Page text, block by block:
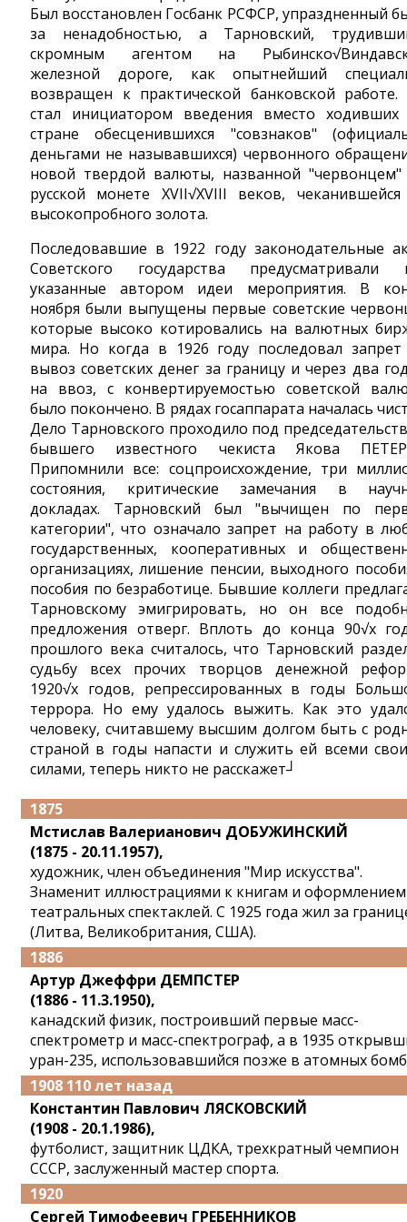
Был восстановлен Госбанк РСФСР, упраздненный
за ненадобностью, а Тарновский,
скромным агентом на
железной дороге, как опытнейший
возвращен к практической банковской
стал инициатором введения вместо
стране обесценившихся "совзнаков"
деньгами не называвшихся) червонного
новой твердой валюты, названной
русской монете XVII√XVIII веков,
высокопробного золота.
Последовавшие в 1922 году законодательные
Советского государства предусматривали
указанные автором идеи мероприятия. В
ноября были выпущены первые советские
которые высоко котировались на валютных
мира. Но когда в 1926 году последовал
вывоз советских денег за границу и через два
на ввоз, с конвертируемостью советской
было покончено. В рядах госаппарата началась
Дело Тарновского проходило под
бывшего известного чекиста Якова
Припомнили все: соцпроисхождение, три
состояния, критические замечания в
докладах. Тарновский был "вычищен по
категории", что означало запрет на работу в
государственных, кооперативных и
организациях, лишение пенсии, выходного
пособия по безработице. Бывшие коллеги
Тарновскому эмигрировать, но он все
предложения отверг. Вплоть до конца 90√х
прошлого века считалось, что Тарновский
судьбу всех прочих творцов денежной
1920√х годов, репрессированных в годы
террора. Но ему удалось выжить. Как это
человеку, считавшему высшим долгом быть с
страной в годы напасти и служить ей всеми
силами, теперь никто не расскажет┘
1875
Мстислав Валерианович ДОБУЖИНСКИЙ
(1875 - 20.11.1957),
художник, член объединения "Мир искусства".
Знаменит иллюстрациями к книгам и оформлением
театральных спектаклей. С 1925 года жил за
(Литва, Великобритания, США).
1886
Артур Джеффри ДЕМПСТЕР
(1886 - 11.3.1950),
канадский физик, построивший первые масс-
спектрометр и масс-спектрограф, а в 1935
уран-235, использовавшийся позже в атомных
1908 110 лет назад
Константин Павлович ЛЯСКОВСКИЙ
(1908 - 20.1.1986),
футболист, защитник ЦДКА, трехкратный чемпион
СССР, заслуженный мастер спорта.
1920
Сергей Тимофеевич ГРЕБЕННИКОВ